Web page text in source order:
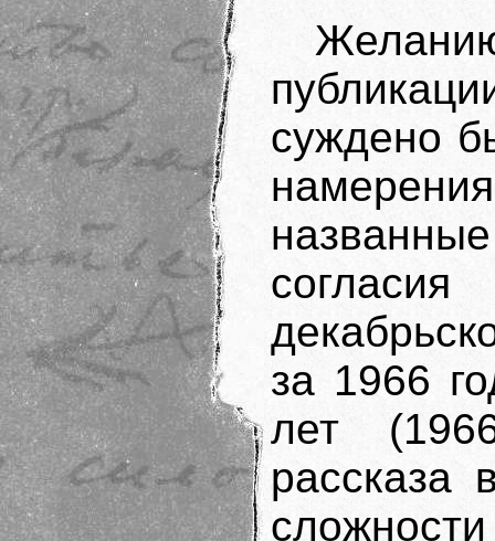
суждено
за 1966
лет